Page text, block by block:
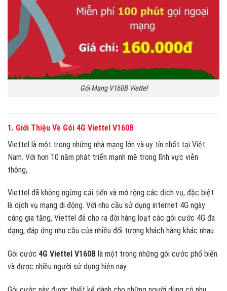
Gói Mạng V160B Viettel
1. Giới Thiệu Về Gói 4G Viettel V160B
Viettel là một trong những nhà mạng lớn và uy tín nhất tại Việt
Nam. Với hơn 10 năm phát triển mạnh mẽ trong lĩnh vực viễn
thông,
Viettel đã không ngừng cải tiến và mở rộng các dịch vụ, đặc biệt
là dịch vụ mạng di động. Với nhu cầu sử dụng internet 4G ngày
càng gia tăng, Viettel đã cho ra đời hàng loạt các gói cước 4G đa
dạng, đáp ứng nhu cầu của nhiều đối tượng khách hàng khác nhau.
Gói cước 4G Viettel V160B là một trong những gói cước phổ biến
và được nhiều người sử dụng hiện nay.